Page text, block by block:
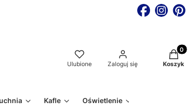
Ulubione Zaloguj się Koszyk
Kafle Oświetlenie